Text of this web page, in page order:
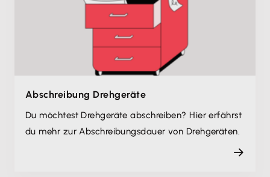
Abschreibung Drehgeräte
Du möchtest Drehgeräte abschreiben? Hier erfährst
du mehr zur Abschreibungsdauer von Drehgeräten.